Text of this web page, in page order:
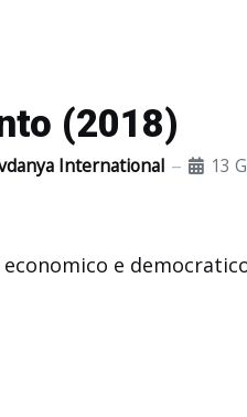
(2018)
International 13
e